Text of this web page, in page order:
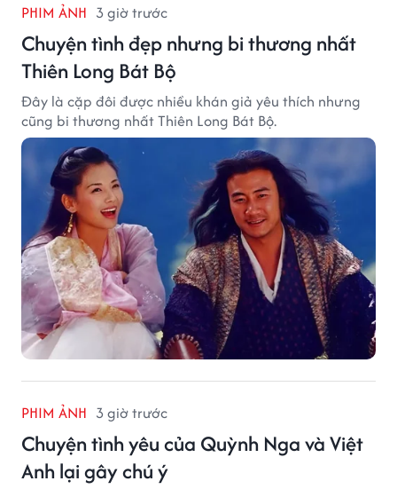
PHIM ẢNH 3 giờ trước
Chuyện tình đẹp nhưng bi thương nhất
Thiên Long Bát Bộ
Đây là cặp đôi được nhiều khán giả yêu thích nhưng
cũng bi thương nhất Thiên Long Bát Bộ.
PHIM ẢNH 3 giờ trước
Chuyện tình yêu của Quỳnh Nga và Việt
Anh lại gây chú ý